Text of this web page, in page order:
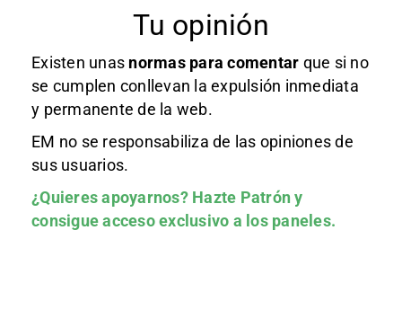
Tu opinión
Existen unas normas para comentar que si no
se cumplen conllevan la expulsión inmediata
y permanente de la web.
EM no se responsabiliza de las opiniones de
sus usuarios.
¿Quieres apoyarnos? Hazte Patróny
consigue acceso exclusivo a los paneles.